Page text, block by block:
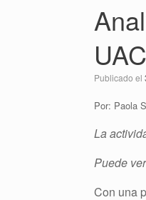
Publicado el
Por: Paola
La
Puede
Con una